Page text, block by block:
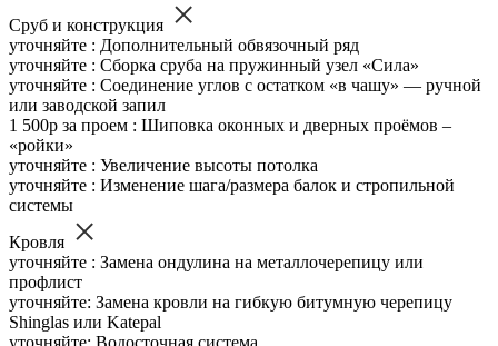
Сруб и конструкция
уточняйте : Дополнительный обвязочный ряд
уточняйте : Сборка сруба на пружинный узел «Сила»
уточняйте : Соединение углов с остатком «в чашу» — ручной
или заводской запил
1 500р за проем : Шиповка оконных и дверных проёмов –
«ройки»
уточняйте : Увеличение высоты потолка
уточняйте : Изменение шага/размера балок и стропильной
системы
Кровля
уточняйте : Замена ондулина на металлочерепицу или
профлист
уточняйте: Замена кровли на гибкую битумную черепицу
Shinglas или Katepal